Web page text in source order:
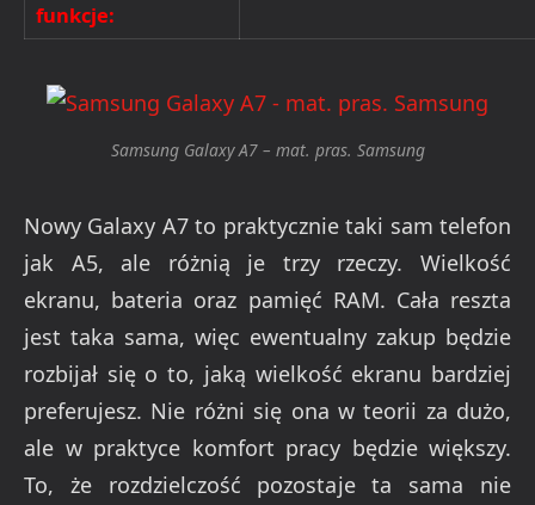
funkcje:
Samsung Galaxy A7 – mat. pras. Samsung
Nowy Galaxy A7 to praktycznie taki sam telefon
jak A5, ale różnią je trzy rzeczy. Wielkość
ekranu, bateria oraz pamięć RAM. Cała reszta
jest taka sama, więc ewentualny zakup będzie
rozbijał się o to, jaką wielkość ekranu bardziej
preferujesz. Nie różni się ona w teorii za dużo,
ale w praktyce komfort pracy będzie większy.
To, że rozdzielczość pozostaje ta sama nie